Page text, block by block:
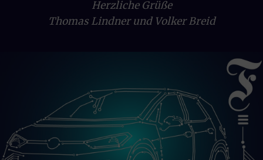
Herzliche Grüße
Thomas Lindner und Volker Breid
ERFORDERLICHE COOKIES
Erforderliche Cookies und Dienste sind für das
Stabilität, Sicherheit und Weiterentwicklung unseres
Angebots sowie zu Abrechnungszwecken gegenüber
unseren Dienstleistern. Diese Form der Sicherung der
Website dient daher auch Ihren Interessen. Erforderliche
Cookies und Dienste können daher nicht deaktiviert
werden.